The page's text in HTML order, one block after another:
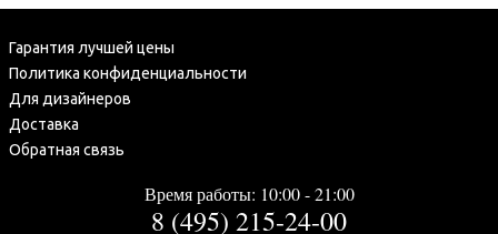
Гарантия лучшей цены
Политика конфиденциальности
Для дизайнеров
Доставка
Обратная связь
Время работы: 10:00 - 21:00
8 (495) 215-24-00